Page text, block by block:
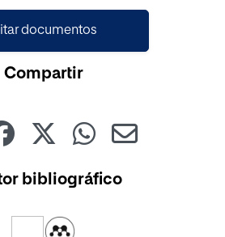
documentos
Compartir
bibliográfico